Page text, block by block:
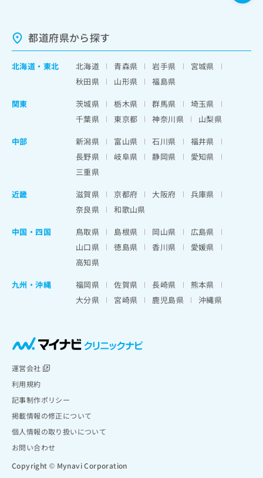
都道府県から探す
北海道 ・ 東北 北海道 青森県 岩手県
宮城県
秋田県
山形県
福島県
関東
茨城県 栃木県 群馬県
埼玉県
千葉県
東京都 神奈川県
山梨県
中部
新潟県 富山県 石川県
福井県
長野県
岐阜県 静岡県
愛知県
三重県
近畿
滋賀県 京都府 大阪府
兵庫県
奈良県
和歌山県
中国・四国
鳥取県 島根県 岡山県
広島県
山口県
徳島県 香川県
愛媛県
高知県
九州・沖縄
福岡県 佐賀県 長崎県
熊本県
大分県
宮崎県 鹿児島県 沖縄県
運営会社
利用規約
記事制作ポリシー
掲載情報の修正について
個人情報の取り扱いについて
お問い合わせ
Copyright © Mynavi Corporation